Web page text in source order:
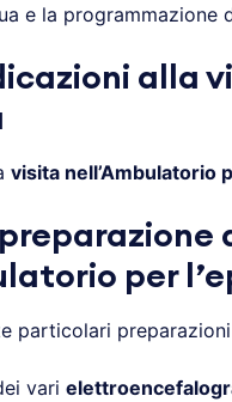
e la programmazione
alla
visita nell’Ambulatorio
per
particolari
vari